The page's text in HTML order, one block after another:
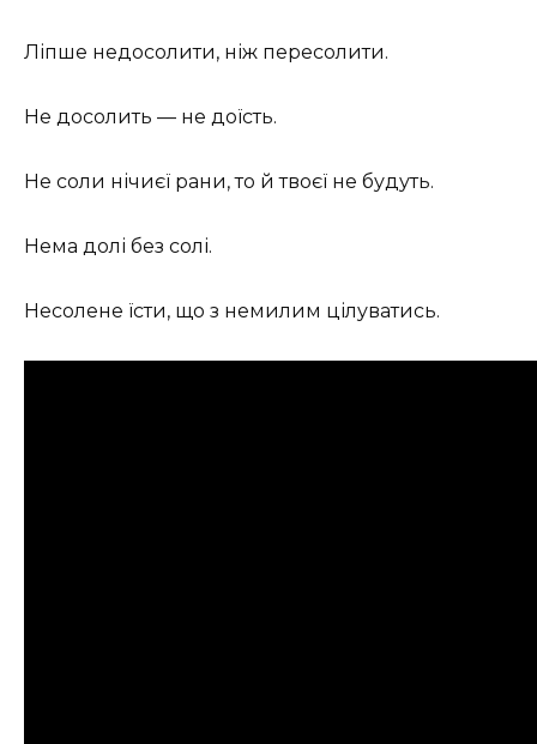
Ліпше недосолити, ніж пересолити.
Не досолить — не доїсть.
Не соли нічиєї рани, то й твоєї не будуть.
Нема долі без солі.
Несолене їсти, що з немилим цілуватись.